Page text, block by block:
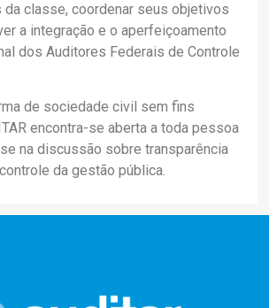
classe, coordenar seus objetivos
a integração e o aperfeiçoamento
dos Auditores Federais de Controle
de sociedade civil sem fins
encontra-se aberta a toda pessoa
na discussão sobre transparência
da gestão pública.